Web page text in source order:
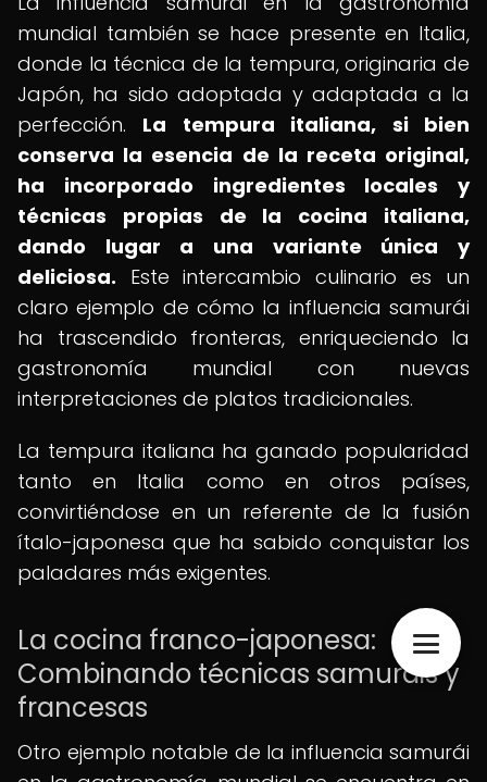
mundial también se hace presente en Italia,
donde la técnica de la tempura, originaria de
Japón, ha sido adoptada y adaptada a la
perfección. La tempura italiana, si bien
conserva la esencia de la receta original,
ha incorporado ingredientes locales y
técnicas propias de la cocina italiana,
dando lugar a una variante única y
deliciosa. Este intercambio culinario es un
claro ejemplo de cómo la influencia samurái
ha trascendido fronteras, enriqueciendo la
gastronomía mundial con nuevas
interpretaciones de platos tradicionales.
La tempura italiana ha ganado popularidad
tanto en Italia como en otros países,
convirtiéndose en un referente de la fusión
ítalo-japonesa que ha sabido conquistar los
paladares más exigentes.
La cocina franco-japonesa:
Combinando técnicas samuráis y
francesas
Otro ejemplo notable de la influencia samurái